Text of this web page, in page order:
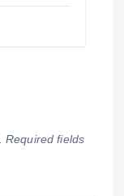
Required fields